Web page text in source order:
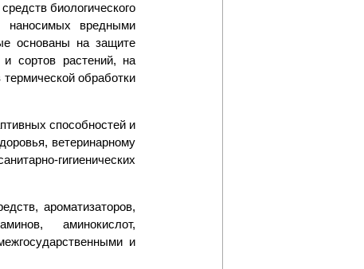
биологического
наносимых вредными
основаны на защите
сортов растений, на
обработки
способностей и
ветеринарному
гигиенических
ароматизаторов,
аминокислот,
и